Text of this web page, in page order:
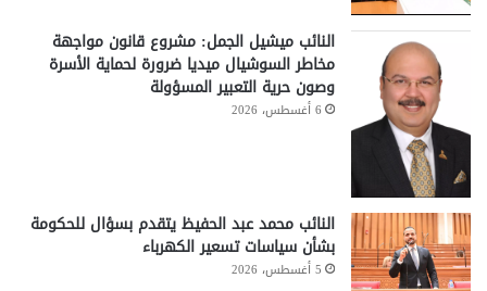
النائب ميشيل الجمل: مشروع قانون مواجهة
مخاطر السوشيال ميديا ضرورة لحماية الأسرة
وصون حرية التعبير المسؤولة
6 أغسطس، 2026
النائب محمد عبد الحفيظ يتقدم بسؤال للحكومة
بشأن سياسات تسعير الكهرباء
5 أغسطس، 2026